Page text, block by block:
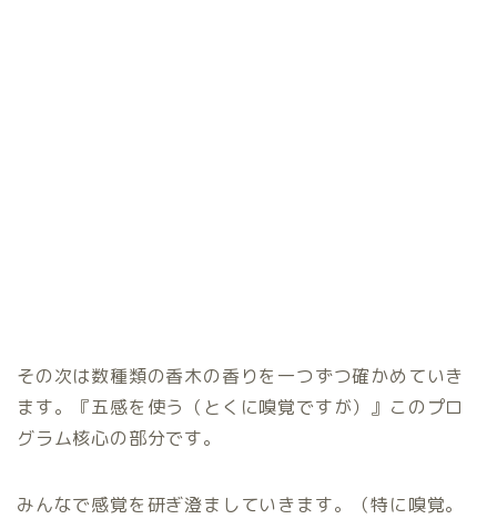
その次は数種類の香木の香りを一つずつ確かめていき
ます。『五感を使う（とくに嗅覚ですが）』このプロ
グラム核心の部分です。
みんなで感覚を研ぎ澄ましていきます。（特に嗅覚。